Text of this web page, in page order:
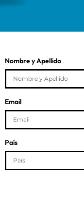
Nombre y Apellido
Email
País